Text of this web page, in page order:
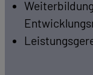
Gebäude
Revitalisierung
Technik
Ein